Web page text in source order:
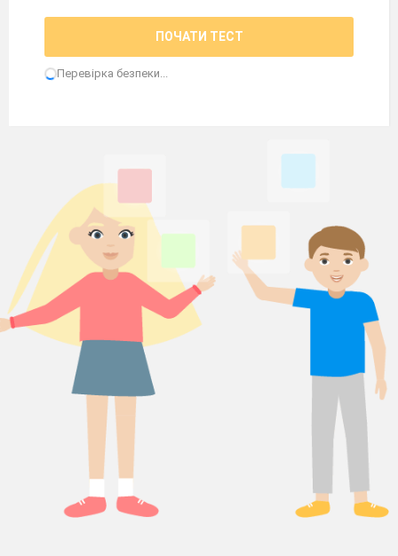
ПОЧАТИ ТЕСТ
Перевірка безпеки...